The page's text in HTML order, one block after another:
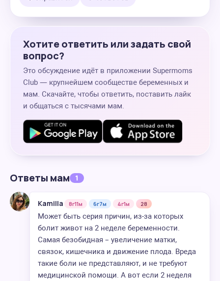
Хотите ответить или задать свой
вопрос?
Это обсуждение идёт в приложении Supermoms
Club — крупнейшем сообществе беременных и
мам. Скачайте, чтобы ответить, поставить лайк
и общаться с тысячами мам.
Ответы мам 1
Kamilla 8г11м 6г7м 4г1м 28
Может быть серия причин, из-за которых
болит живот на 2 неделе беременности.
Самая безобидная – увеличение матки,
связок, кишечника и движение плода. Вреда
такие боли не представляют, и не требуют
медицинской помощи. А вот если 2 неделя